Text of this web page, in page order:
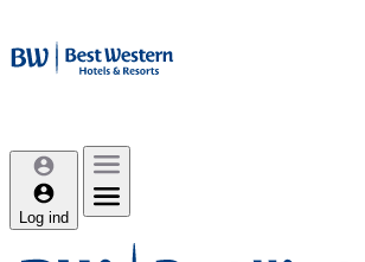
Log ind